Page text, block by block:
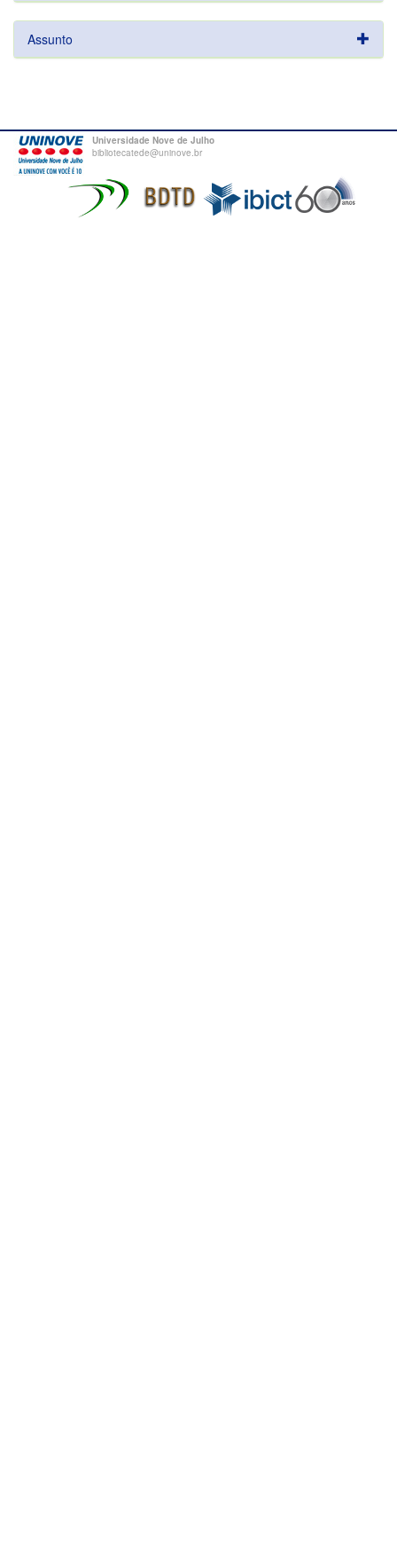
Assunto
Universidade Nove de Julho
bibliotecatede@uninove.br